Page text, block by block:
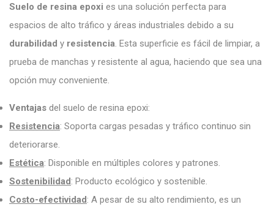
Suelo de resina epoxi es una solución perfecta para
espacios de alto tráfico y áreas industriales debido a su
durabilidad y resistencia. Esta superficie es fácil de limpiar, a
prueba de manchas y resistente al agua, haciendo que sea una
opción muy conveniente.
Ventajas del suelo de resina epoxi:
Resistencia: Soporta cargas pesadas y tráfico continuo sin
deteriorarse.
Estética: Disponible en múltiples colores y patrones.
Sostenibilidad: Producto ecológico y sostenible.
Costo-efectividad: A pesar de su alto rendimiento, es un